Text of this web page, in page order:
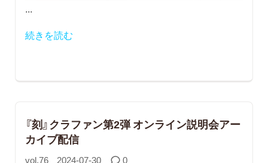
...
続きを読む
『刻』クラファン第2弾 オンライン説明会アー
カイブ配信
vol.76 2024-07-30 0